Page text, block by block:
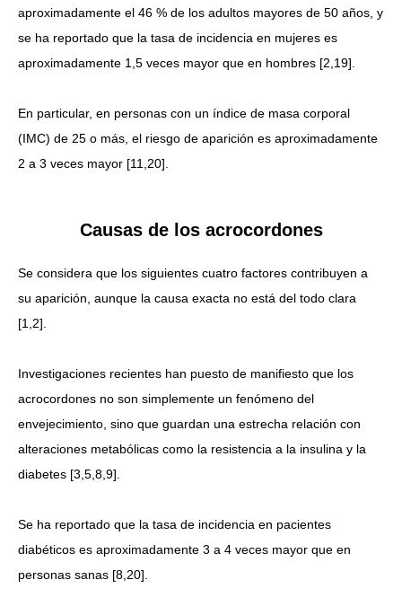
aproximadamente el 46 % de los adultos mayores de 50 años, y
se ha reportado que la tasa de incidencia en mujeres es
aproximadamente 1,5 veces mayor que en hombres [2,19].
En particular, en personas con un índice de masa corporal
(IMC) de 25 o más, el riesgo de aparición es aproximadamente
2 a 3 veces mayor [11,20].
Causas de los acrocordones
Se considera que los siguientes cuatro factores contribuyen a
su aparición, aunque la causa exacta no está del todo clara
[1,2].
Investigaciones recientes han puesto de manifiesto que los
acrocordones no son simplemente un fenómeno del
envejecimiento, sino que guardan una estrecha relación con
alteraciones metabólicas como la resistencia a la insulina y la
diabetes [3,5,8,9].
Se ha reportado que la tasa de incidencia en pacientes
diabéticos es aproximadamente 3 a 4 veces mayor que en
personas sanas [8,20].